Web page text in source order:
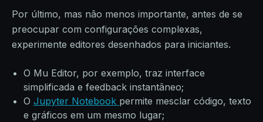
Por último, mas não menos importante, antes de se
preocupar com configurações complexas,
experimente editores desenhados para iniciantes.
O Mu Editor, por exemplo, traz interface
simplificada e feedback instantâneo;
O Jupyter Notebook permite mesclar código, texto
e gráficos em um mesmo lugar;